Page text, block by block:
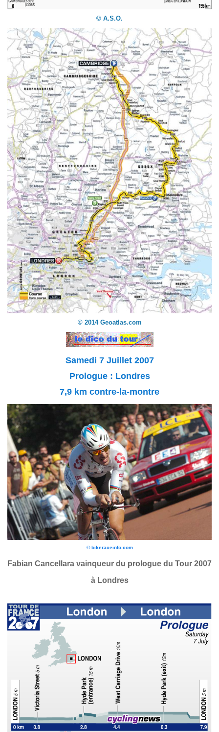
© A.S.O.
© 2014 Geoatlas.com
Samedi 7 Juillet 2007
Prologue : Londres
7,9 km contre-la-montre
© bikeraceinfo.com
Fabian Cancellara vainqueur du prologue du Tour 2007
à Londres